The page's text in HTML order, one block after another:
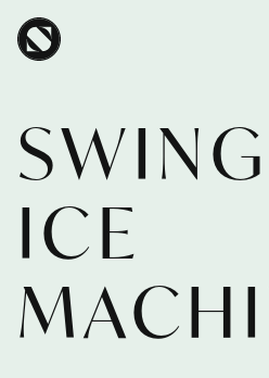
Overslaan en naar de inhoud
ICE